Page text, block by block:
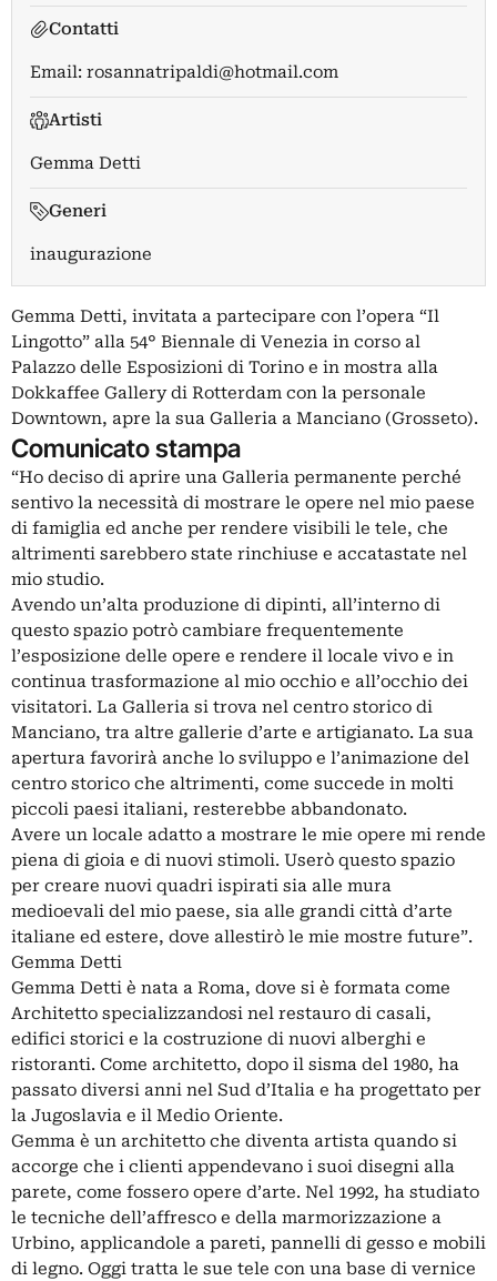
Contatti
Email: rosannatripaldi@hotmail.com
Artisti
Gemma Detti
Generi
inaugurazione
Gemma Detti, invitata a partecipare con l’opera “Il
Lingotto” alla 54° Biennale di Venezia in corso al
Palazzo delle Esposizioni di Torino e in mostra alla
Dokkaffee Gallery di Rotterdam con la personale
Downtown, apre la sua Galleria a Manciano (Grosseto).
Comunicato stampa
“Ho deciso di aprire una Galleria permanente perché
sentivo la necessità di mostrare le opere nel mio paese
di famiglia ed anche per rendere visibili le tele, che
altrimenti sarebbero state rinchiuse e accatastate nel
mio studio.
Avendo un’alta produzione di dipinti, all’interno di
questo spazio potrò cambiare frequentemente
l’esposizione delle opere e rendere il locale vivo e in
continua trasformazione al mio occhio e all’occhio dei
visitatori. La Galleria si trova nel centro storico di
Manciano, tra altre gallerie d’arte e artigianato. La sua
apertura favorirà anche lo sviluppo e l’animazione del
centro storico che altrimenti, come succede in molti
piccoli paesi italiani, resterebbe abbandonato.
Avere un locale adatto a mostrare le mie opere mi rende
piena di gioia e di nuovi stimoli. Userò questo spazio
per creare nuovi quadri ispirati sia alle mura
medioevali del mio paese, sia alle grandi città d’arte
italiane ed estere, dove allestirò le mie mostre future”.
Gemma Detti
Gemma Detti è nata a Roma, dove si è formata come
Architetto specializzandosi nel restauro di casali,
edifici storici e la costruzione di nuovi alberghi e
ristoranti. Come architetto, dopo il sisma del 1980, ha
passato diversi anni nel Sud d’Italia e ha progettato per
la Jugoslavia e il Medio Oriente.
Gemma è un architetto che diventa artista quando si
accorge che i clienti appendevano i suoi disegni alla
parete, come fossero opere d’arte. Nel 1992, ha studiato
le tecniche dell’affresco e della marmorizzazione a
Urbino, applicandole a pareti, pannelli di gesso e mobili
di legno. Oggi tratta le sue tele con una base di vernice